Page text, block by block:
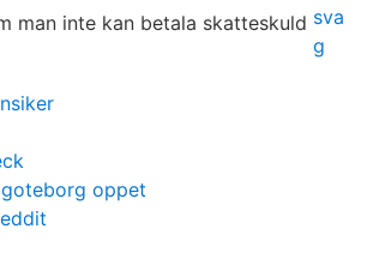
sva
g
oppet